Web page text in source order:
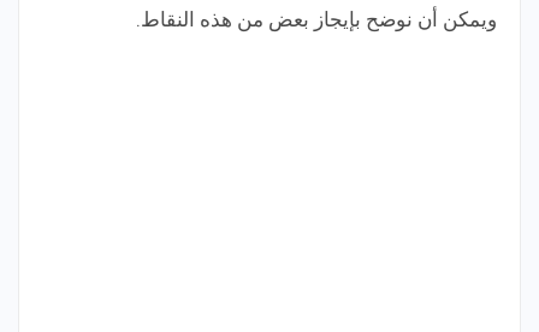
ويمكن أن نوضح بإيجاز بعض من هذه النقاط.